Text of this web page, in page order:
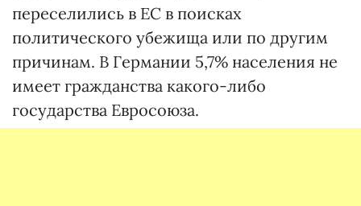
переселились в ЕС в поисках
политического убежища или по другим
причинам. В Германии 5,7% населения не
имеет гражданства какого-либо
государства Евросоюза.